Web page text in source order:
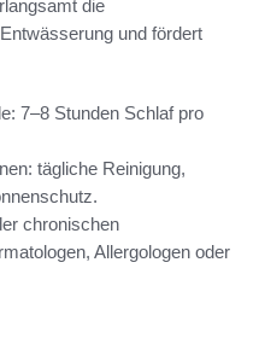
die
und fördert
7–8 Stunden Schlaf pro
tägliche Reinigung,
chronischen
Allergologen oder